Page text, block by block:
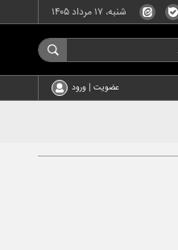
شنبه، ۱۷ مرداد ۱۴۰۵
عضویت | ورود